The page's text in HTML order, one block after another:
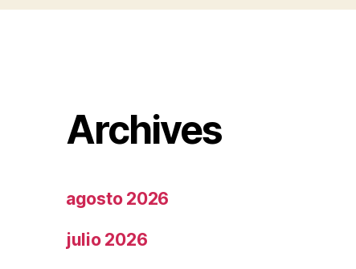
Archives
agosto 2026
julio 2026